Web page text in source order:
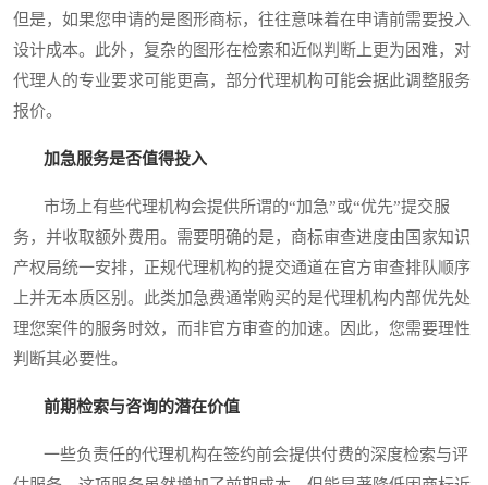
但是，如果您申请的是图形商标，往往意味着在申请前需要投入
设计成本。此外，复杂的图形在检索和近似判断上更为困难，对
代理人的专业要求可能更高，部分代理机构可能会据此调整服务
报价。
加急服务是否值得投入
市场上有些代理机构会提供所谓的“加急”或“优先”提交服
务，并收取额外费用。需要明确的是，商标审查进度由国家知识
产权局统一安排，正规代理机构的提交通道在官方审查排队顺序
上并无本质区别。此类加急费通常购买的是代理机构内部优先处
理您案件的服务时效，而非官方审查的加速。因此，您需要理性
判断其必要性。
前期检索与咨询的潜在价值
一些负责任的代理机构在签约前会提供付费的深度检索与评